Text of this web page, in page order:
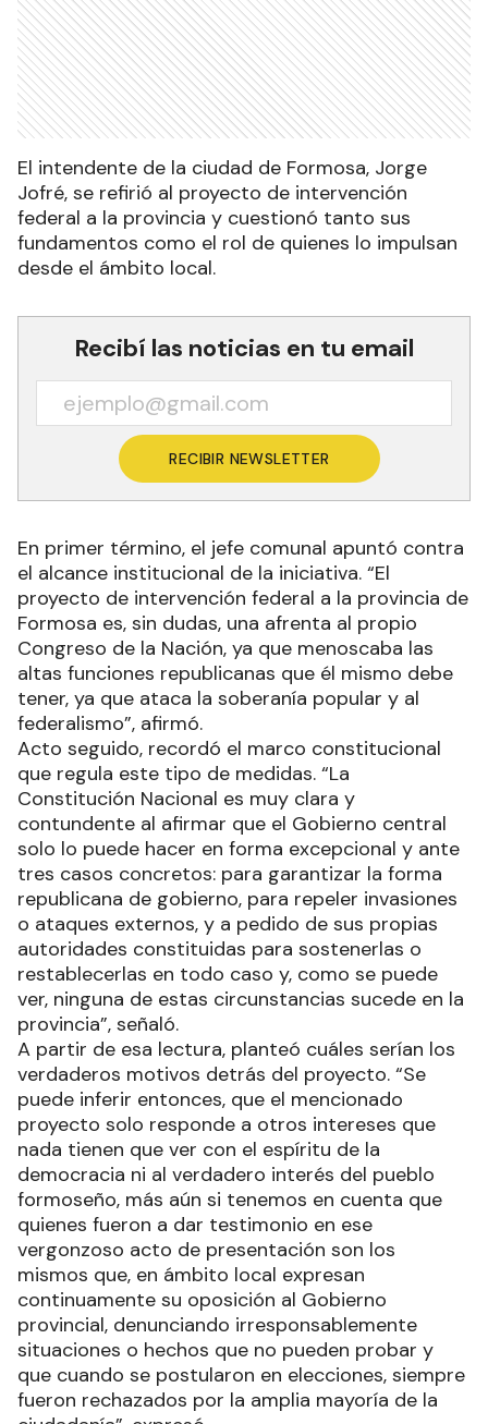
El intendente de la ciudad de Formosa, Jorge
Jofré, se refirió al proyecto de intervención
federal a la provincia y cuestionó tanto sus
fundamentos como el rol de quienes lo impulsan
desde el ámbito local.
Recibí las noticias en tu email
RECIBIR NEWSLETTER
En primer término, el jefe comunal apuntó contra
el alcance institucional de la iniciativa. “El
proyecto de intervención federal a la provincia de
Formosa es, sin dudas, una afrenta al propio
Congreso de la Nación, ya que menoscaba las
altas funciones republicanas que él mismo debe
tener, ya que ataca la soberanía popular y al
federalismo”, afirmó.
Acto seguido, recordó el marco constitucional
que regula este tipo de medidas. “La
Constitución Nacional es muy clara y
contundente al afirmar que el Gobierno central
solo lo puede hacer en forma excepcional y ante
tres casos concretos: para garantizar la forma
republicana de gobierno, para repeler invasiones
o ataques externos, y a pedido de sus propias
autoridades constituidas para sostenerlas o
restablecerlas en todo caso y, como se puede
ver, ninguna de estas circunstancias sucede en la
provincia”, señaló.
A partir de esa lectura, planteó cuáles serían los
verdaderos motivos detrás del proyecto. “Se
puede inferir entonces, que el mencionado
proyecto solo responde a otros intereses que
nada tienen que ver con el espíritu de la
democracia ni al verdadero interés del pueblo
formoseño, más aún si tenemos en cuenta que
quienes fueron a dar testimonio en ese
vergonzoso acto de presentación son los
mismos que, en ámbito local expresan
continuamente su oposición al Gobierno
provincial, denunciando irresponsablemente
situaciones o hechos que no pueden probar y
que cuando se postularon en elecciones, siempre
fueron rechazados por la amplia mayoría de la